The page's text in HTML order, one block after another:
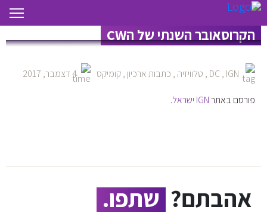
"משבר בכדור הארץ איקס" – ביקורת
הקרוסאובר השנתי של הCW
DC, IGN
, טלוויזיה , כתבות ארכיון ,קומיקס 4 דצמבר, 2017
פורסם באתר .
אהבתם? שתפו.